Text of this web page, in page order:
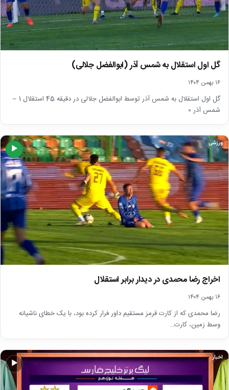
گل اول استقلال به شمس آذر (ابوالفضل جلالی)
۱۶ بهمن ۱۴۰۴
گل اول استقلال به شمس آذر توسط ابوالفضل جلالی در دقیقه 45 استقلال 1 –
شمس آذر 0
▶
ورزشی
اخراج رضا محمدی در دیدار برابر استقلال
۱۶ بهمن ۱۴۰۴
رضا محمدی که از کارت قرمز مستقیم داور فرار کرده بود، با یک خطای ناشیانه
وسط زمین، کارت…
▶
اخبار